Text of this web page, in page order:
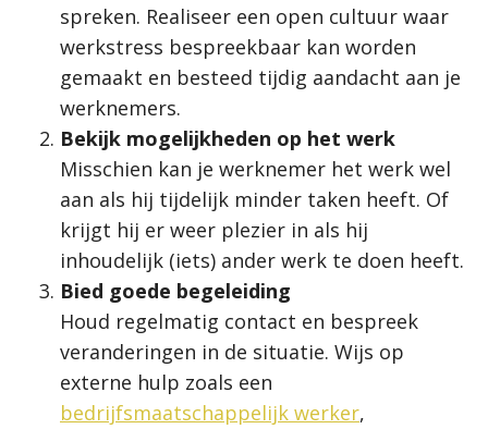
spreken. Realiseer een open cultuur waar
werkstress bespreekbaar kan worden
gemaakt en besteed tijdig aandacht aan je
werknemers.
Bekijk mogelijkheden op het werk
Misschien kan je werknemer het werk wel
aan als hij tijdelijk minder taken heeft. Of
krijgt hij er weer plezier in als hij
inhoudelijk (iets) ander werk te doen heeft.
Bied goede begeleiding
Houd regelmatig contact en bespreek
veranderingen in de situatie. Wijs op
externe hulp zoals een
bedrijfsmaatschappelijk werker,